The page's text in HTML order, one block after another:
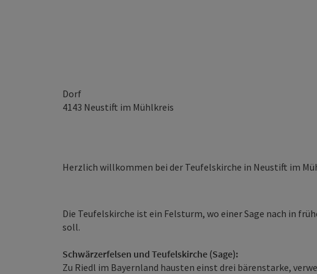
Dorf
4143 Neustift im Mühlkreis
Herzlich willkommen bei der Teufelskirche in Neustift im
Die Teufelskirche ist ein Felsturm, wo einer Sage nach in
soll.
Schwärzerfelsen und Teufelskirche (Sage):
Zu Riedl im Bayernland hausten einst drei bärenstarke,